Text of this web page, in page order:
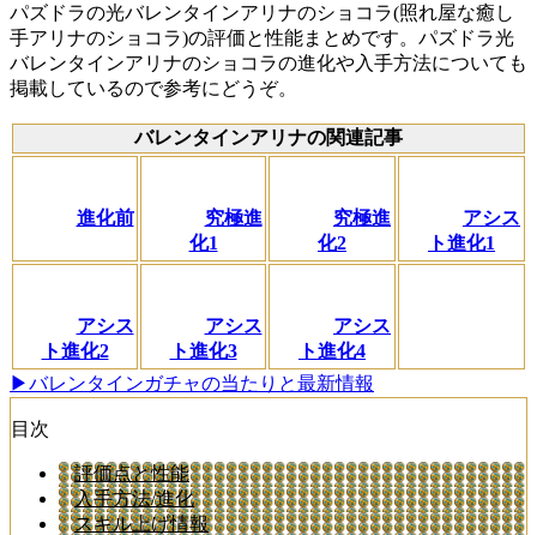
パズドラの光バレンタインアリナのショコラ(照れ屋な癒し
手アリナのショコラ)の評価と性能まとめです。パズドラ光
バレンタインアリナのショコラの進化や入手方法についても
掲載しているので参考にどうぞ。
バレンタインアリナの関連記事
進化前
究極進
化1
究極進
化2
アシス
ト進化1
アシス
ト進化2
アシス
ト進化3
アシス
ト進化4
▶バレンタインガチャの当たりと最新情報
目次
評価点と性能
入手方法/進化
スキル上げ情報